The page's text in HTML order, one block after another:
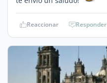
Reaccionar Responder